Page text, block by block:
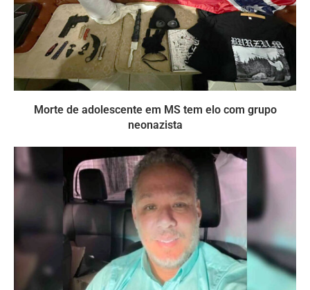
Morte de adolescente em MS tem elo com grupo
neonazista